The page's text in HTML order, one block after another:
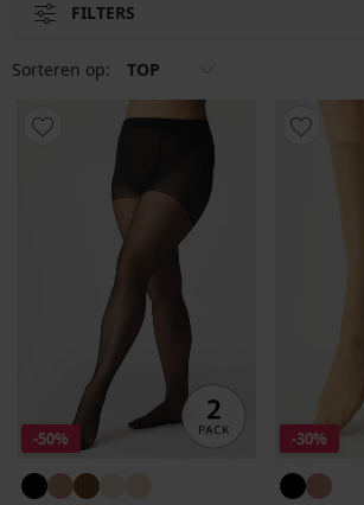
toevlucht nemen tot leggings - naast de
FILTERS
Sorteren op: TOP
-50% -30%